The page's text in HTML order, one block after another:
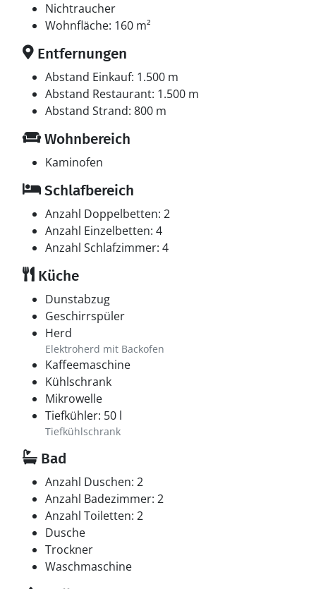
Nichtraucher
Wohnfläche: 160 m²
Entfernungen
Abstand Einkauf: 1.500 m
Abstand Restaurant: 1.500 m
Abstand Strand: 800 m
Wohnbereich
Kaminofen
Schlafbereich
Anzahl Doppelbetten: 2
Anzahl Einzelbetten: 4
Anzahl Schlafzimmer: 4
Küche
Dunstabzug
Geschirrspüler
Herd
Elektroherd mit Backofen
Kaffeemaschine
Kühlschrank
Mikrowelle
Tiefkühler: 50 l
Tiefkühlschrank
Bad
Anzahl Duschen: 2
Anzahl Badezimmer: 2
Anzahl Toiletten: 2
Dusche
Trockner
Waschmaschine